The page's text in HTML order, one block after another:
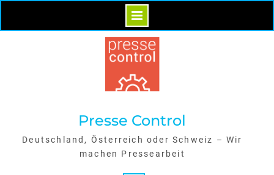
Skip
Presse Control
Deutschland, Österreich oder Schweiz – Wir
machen Pressearbeit